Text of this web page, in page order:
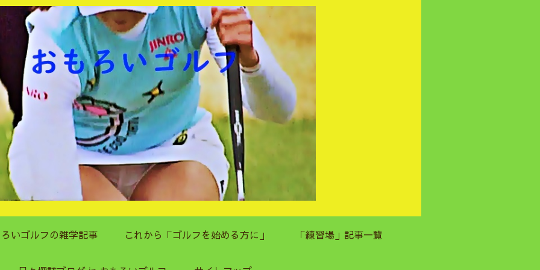
いゴルフの雑学記事 これから「ゴルフを始める方に」 「練習場」記事一覧